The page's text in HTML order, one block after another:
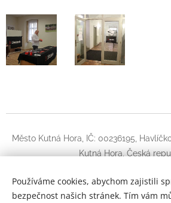
Město Kutná Hora, IČ: 00236195,
Kutná Hora, Česká
Kytara Kutná Hora
Používáme cookies, abychom zajistili
bezpečnost našich stránek. Tím vám